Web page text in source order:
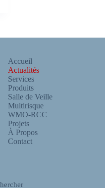
Accueil
Actualités
Services
Produits
Salle de Veille
Multirisque
WMO-RCC
Projets
À Propos
Contact